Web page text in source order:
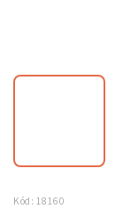
Kód: 18160